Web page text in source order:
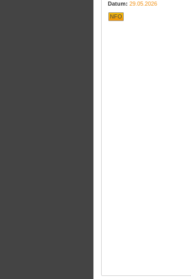
Datum: 29.05.2026
NFO